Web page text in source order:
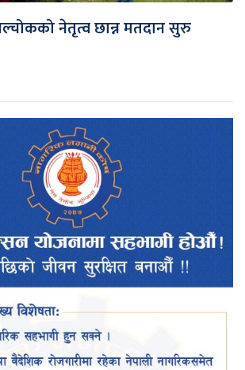
नेतृत्व छान्न मतदान सुरु